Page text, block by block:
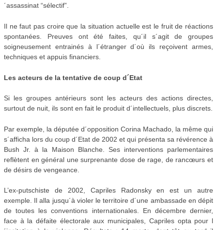
´assassinat “sélectif”.
Il ne faut pas croire que la situation actuelle est le fruit de réactions
spontanées. Preuves ont été faites, qu´il s´agit de groupes
soigneusement entrainés à l´étranger d´où ils reçoivent armes,
techniques et appuis financiers.
Les acteurs de la tentative de coup d´Etat
Si les groupes antérieurs sont les acteurs des actions directes,
surtout de nuit, ils sont en fait le produit d´intellectuels, plus discrets.
Par exemple, la députée d´opposition Corina Machado, la même qui
s´afficha lors du coup d´Etat de 2002 et qui présenta sa révérence à
Bush Jr. à la Maison Blanche. Ses interventions parlementaires
reflètent en général une surprenante dose de rage, de rancœurs et
de désirs de vengeance.
L’ex-putschiste de 2002, Capriles Radonsky en est un autre
exemple. Il alla jusqu´à violer le territoire d´une ambassade en dépit
de toutes les conventions internationales. En décembre dernier,
face à la défaite électorale aux municipales, Capriles opta pour l